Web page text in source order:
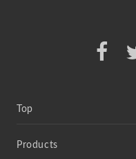
Top
Products